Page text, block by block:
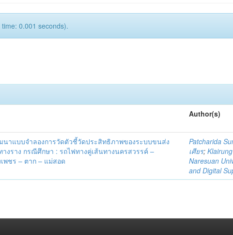
0.001 seconds).
Author(s)
นาแบบจำลองการวัดตัวชี้วัดประสิทธิภาพของระบบขนส่ง
งราง กรณีศึกษา : รถไฟทางคู่เส้นทางนครสวรรค์ –
พชร – ตาก – แม่สอด
Patcharida
เศียร;
Naresuan
and Digital